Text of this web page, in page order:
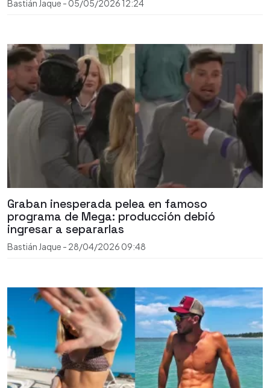
Bastián Jaque - 05/05/2026 12:24
Graban inesperada pelea en famoso
programa de Mega: producción debió
ingresar a separarlas
Bastián Jaque - 28/04/2026 09:48